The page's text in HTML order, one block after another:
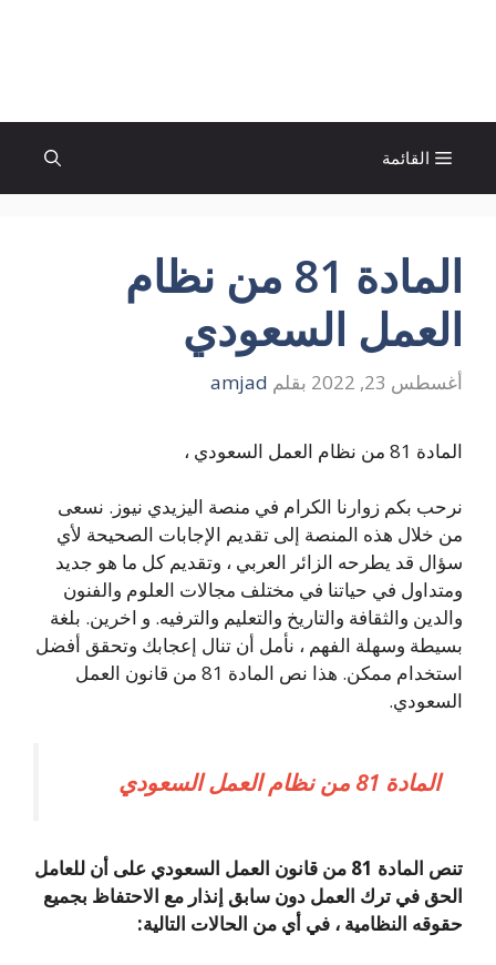
القائمة
المادة 81 من نظام
العمل السعودي
أغسطس 23, 2022 بقلم amjad
المادة 81 من نظام العمل السعودي ،
نرحب بكم زوارنا الكرام في منصة اليزيدي نيوز. نسعى
من خلال هذه المنصة إلى تقديم الإجابات الصحيحة لأي
سؤال قد يطرحه الزائر العربي ، وتقديم كل ما هو جديد
ومتداول في حياتنا في مختلف مجالات العلوم والفنون
والدين والثقافة والتاريخ والتعليم والترفيه. و اخرين. بلغة
بسيطة وسهلة الفهم ، نأمل أن تنال إعجابك وتحقق أفضل
استخدام ممكن. هذا نص المادة 81 من قانون العمل
السعودي.
المادة 81 من نظام العمل السعودي
تنص المادة 81 من قانون العمل السعودي على أن للعامل
الحق في ترك العمل دون سابق إنذار مع الاحتفاظ بجميع
حقوقه النظامية ، في أي من الحالات التالية: